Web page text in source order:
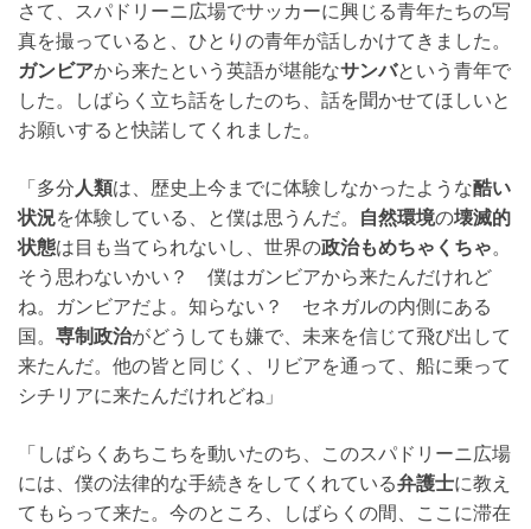
さて、スパドリーニ広場でサッカーに興じる青年たちの写
真を撮っていると、ひとりの青年が話しかけてきました。
ガンビアから来たという英語が堪能なサンバという青年で
した。しばらく立ち話をしたのち、話を聞かせてほしいと
お願いすると快諾してくれました。
「多分 人類は、歴史上今までに体験しなかったような酷い
状況を体験している、と僕は思うんだ。 自然環境の壊滅的
状態は目も当てられないし、世界の政治もめちゃくちゃ。
そう思わないかい？ 僕はガンビアから来たんだけれど
ね。ガンビアだよ。知らない？ セネガルの内側にある
国。 専制政治がどうしても嫌で、未来を信じて飛び出して
来たんだ。他の皆と同じく、リビアを通って、船に乗って
シチリアに来たんだけれどね」
「しばらくあちこちを動いたのち、このスパドリーニ広場
には、僕の法律的な手続きをしてくれている弁護士に教え
てもらって来た。今のところ、しばらくの間、ここに滞在